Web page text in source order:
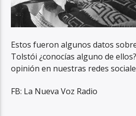
Estos fueron algunos datos
Tolstói ¿conocías alguno de
opinión en nuestras redes
FB: La Nueva Voz Radio